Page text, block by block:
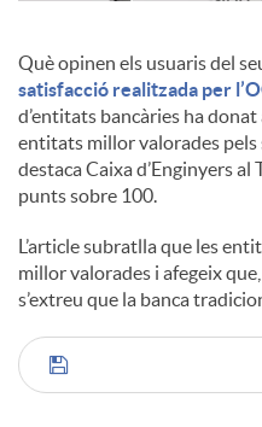
c
o
n
t
i
Què opinen els usuaris del
satisfacció realitzada per
d’entitats bancàries ha
entitats millor valorades pels
destaca Caixa d’Enginyers
punts sobre 100.
L’article subratlla que les
millor valorades i afegeix
s’extreu que la banca
C